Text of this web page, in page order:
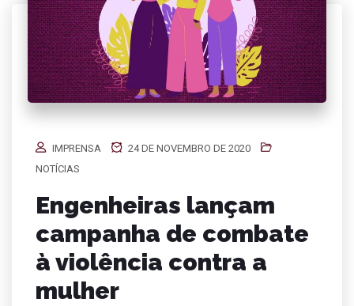
IMPRENSA
24 DE NOVEMBRO DE 2020
NOTÍCIAS
Engenheiras lançam
campanha de combate
à violência contra a
mulher